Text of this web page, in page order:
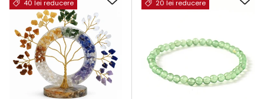
40 lei reducere 20 lei reducere